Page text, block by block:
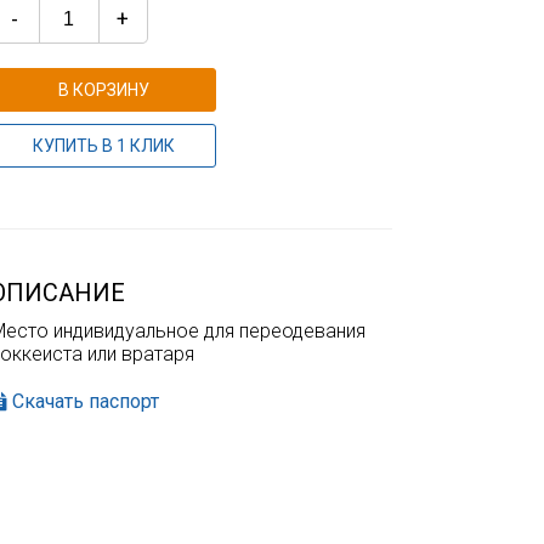
- +
В КОРЗИНУ
КУПИТЬ В 1 КЛИК
индивидуальное для переодевания
или вратаря
Скачать паспорт